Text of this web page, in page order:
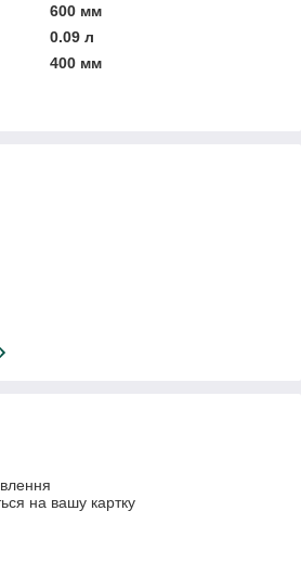
600 мм
0.09 л
400 мм
на вашу картку